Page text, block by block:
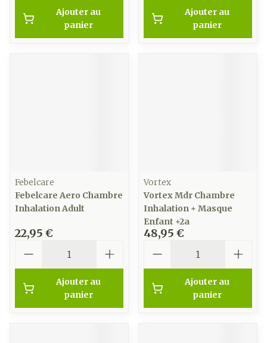
Ajouter au
panier
Ajouter au
panier
Febelcare
Febelcare Aero Chambre
Inhalation Adult
22,95 €
Ajouter au
panier
Vortex
Vortex Mdr Chambre
Inhalation + Masque
Enfant +2a
48,95 €
Ajouter au
panier